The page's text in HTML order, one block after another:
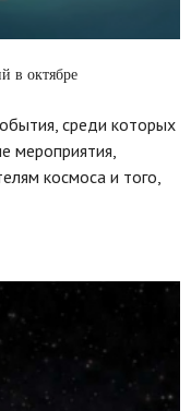
в октябре
среди которых
мероприятия,
космоса и того,